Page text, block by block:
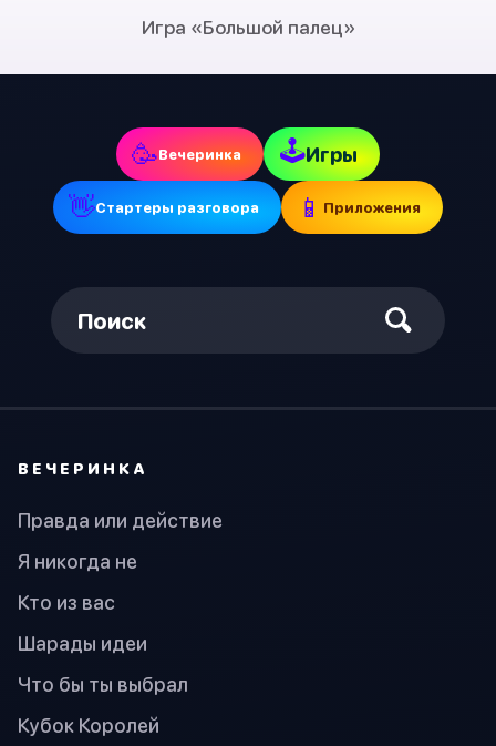
Игра «Большой палец»
🥳Вечеринка 🕹Игры
👋Стартеры разговора 📱 Приложения
Поиск
ВЕЧЕРИНКА
Правда или действие
Я никогда не
Кто из вас
Шарады идеи
Что бы ты выбрал
Кубок Королей